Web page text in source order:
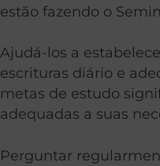
estão fazendo o
Ajudá-los a
escrituras diário e
metas de estudo
adequadas a suas
Perguntar